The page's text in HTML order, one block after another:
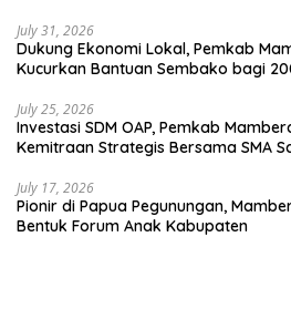
July 31, 2026
Dukung Ekonomi Lokal, Pemkab
Kucurkan Bantuan Sembako bagi
July 25, 2026
Investasi SDM OAP, Pemkab
Kemitraan Strategis Bersama SMA
July 17, 2026
Pionir di Papua Pegunungan,
Bentuk Forum Anak Kabupaten